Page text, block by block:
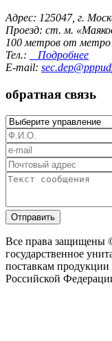
Адрес: 125047, г.
Проезд: ст. м.
100 метров от метро
Тел.:
Подробнее
E-mail:
обратная связь
Отправить
Все права защищены
государственное
поставкам
Российской